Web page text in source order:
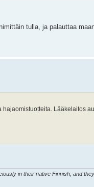
tulla, ja palauttaa
Lääkelaitos
in their native Finnish, and